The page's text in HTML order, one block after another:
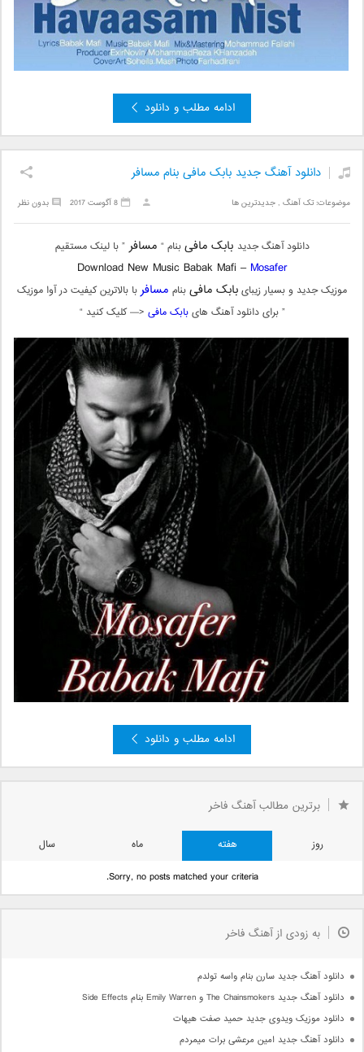
ادامه مطلب و دانلود
دانلود آهنگ جدید بابک مافی بنام مسافر
موضوعات:تک آهنگ ,جدیدترین ها بدون نظر 8 آگوست 2017
دانلود آهنگ جدید بابک مافیبنام “ مسافر” با لینک مستقیم
Download New Music Babak Mafi – Mosafer
موزیک جدید و بسیار زیبایبابک مافیبنام مسافربا بالاترین کیفیت در آوا موزیک
” برای دانلود آهنگ هایبابک مافی <— کلیک کنید “
ادامه مطلب و دانلود
برترین مطالب آهنگ فاخر
روز هفته ماه
سال
Sorry, no posts matched your criteria.
به زودی از آهنگ فاخر
دانلود آهنگ جدید سارن بنام واسه تولدم
دانلود آهنگ جدید The Chainsmokers و Emily Warren بنام Side Effects
دانلود موزیک ویدوی جدید حمید صفت هیهات
دانلود آهنگ جدید امین مرعشی برات میمردم